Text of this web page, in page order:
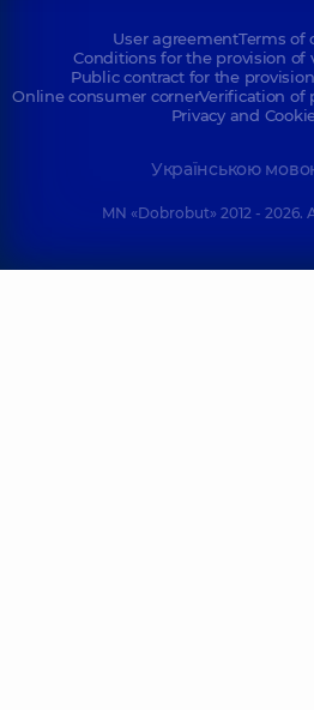
User agreementTerms of
Conditions for the provision of
Public contract for the
Online consumer cornerVerification of
Privacy and
Українською
MN «Dobrobut» 2012 - 2026.